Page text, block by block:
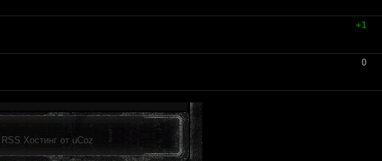
+1
0
RSS Хостинг от uCoz